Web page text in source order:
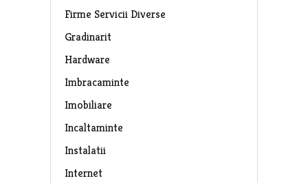
Firme Servicii Diverse
Gradinarit
Hardware
Imbracaminte
Imobiliare
Incaltaminte
Instalatii
Internet